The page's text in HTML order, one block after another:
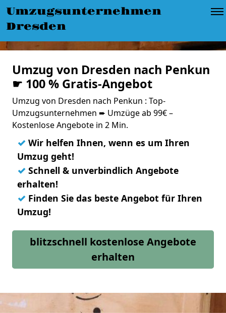
Umzugsunternehmen
Dresden
Umzug von Dresden nach Penkun
☛ 100 % Gratis-Angebot
Umzug von Dresden nach Penkun : Top-
Umzugsunternehmen ➨ Umzüge ab 99€ –
Kostenlose Angebote in 2 Min.
✓ Wir helfen Ihnen, wenn es um Ihren
Umzug geht!
✓ Schnell & unverbindlich Angebote
erhalten!
✓ Finden Sie das beste Angebot für Ihren
Umzug!
blitzschnell kostenlose Angebote
erhalten